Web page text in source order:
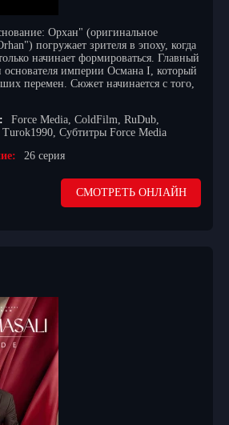
Орхан" (оригинальное
погружает зрителя в эпоху, когда
начинает формироваться. Главный
империи Османа I, который
перемен. Сюжет начинается с того,
Force Media, ColdFilm, RuDub,
Субтитры Force Media
26 серия
СМОТРЕТЬ ОНЛАЙН